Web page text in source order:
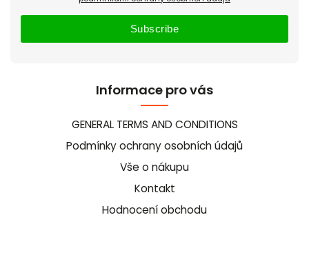
Informace pro vás
GENERAL TERMS AND CONDITIONS
Podmínky ochrany osobních údajů
Vše o nákupu
Kontakt
Hodnocení obchodu
Subscribe